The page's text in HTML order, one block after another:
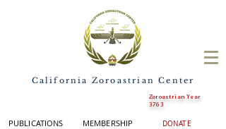
California Zoroastrian Center
Zoroastrian Year
3763
PUBLICATIONS MEMBERSHIP DONATE